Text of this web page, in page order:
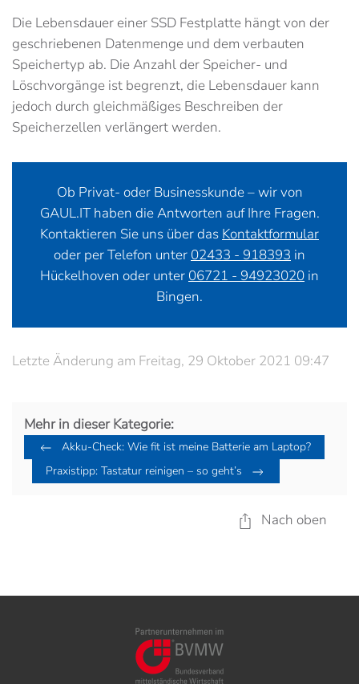
Die Lebensdauer einer SSD Festplatte hängt von der
geschriebenen Datenmenge und dem verbauten
Speichertyp ab. Die Anzahl der Speicher- und
Löschvorgänge ist begrenzt, die Lebensdauer kann
jedoch durch gleichmäßiges Beschreiben der
Speicherzellen verlängert werden.
Ob Privat- oder Businesskunde – wir von
GAUL.IT haben die Antworten auf Ihre Fragen.
Kontaktieren Sie uns über das Kontaktformular
oder per Telefon unter 02433 - 918393 in
Hückelhoven oder unter 06721 - 94923020 in
Bingen.
Letzte Änderung am Freitag, 29 Oktober 2021 09:47
Mehr in dieser Kategorie:
Akku-Check: Wie fit ist meine Batterie am Laptop?
Praxistipp: Tastatur reinigen – so geht’s
Nach oben